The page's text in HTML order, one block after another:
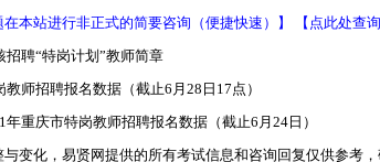
在本站进行非正式的简要咨询（便捷快速）】
【点此处查
招聘“特岗计划”教师简章
师招聘报名数据（截止6月28日17点）
年重庆市特岗教师招聘报名数据（截止6月24日）
变化，易贤网提供的所有考试信息和咨询回复仅供参考